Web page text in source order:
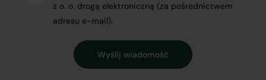
z o. o. drogą elektroniczną (za pośrednictwem
adresu e-mail).